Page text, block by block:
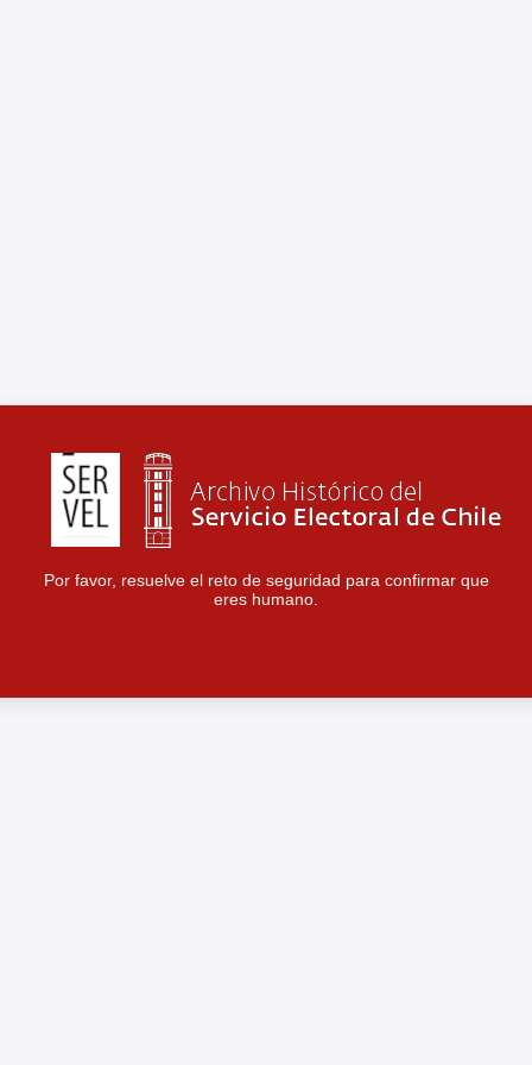
Por favor, resuelve el reto de seguridad para confirmar que
eres humano.